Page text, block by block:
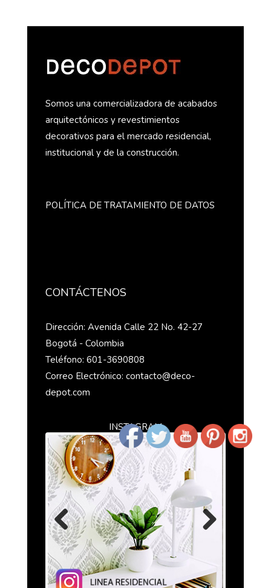
Somos una comercializadora de acabados
arquitectónicos y revestimientos
decorativos para el mercado residencial,
institucional y de la construcción.
POLÍTICA DE TRATAMIENTO DE DATOS
CONTÁCTENOS
Dirección: Avenida Calle 22 No. 42-27
Bogotá - Colombia
Teléfono: 601-3690808
Correo Electrónico: contacto@deco-
depot.com
INSTAGRAM
Previous